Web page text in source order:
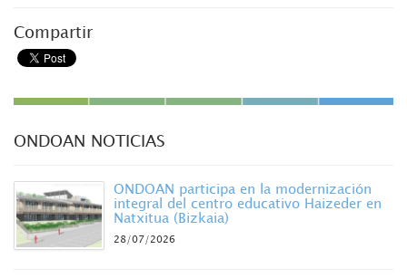
Compartir
ONDOAN NOTICIAS
ONDOAN participa en la modernización
integral del centro educativo Haizeder en
Natxitua (Bizkaia)
28/07/2026